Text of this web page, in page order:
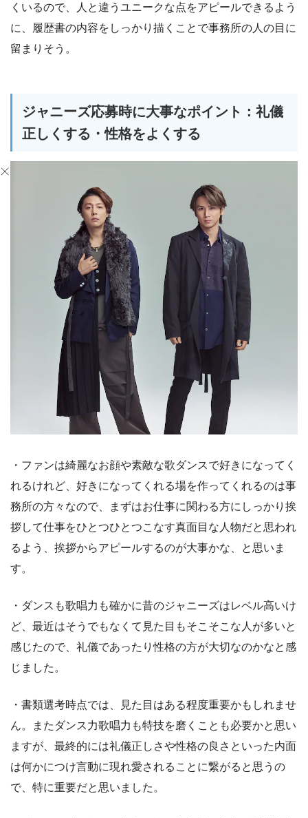
くいるので、人と違うユニークな点をアピールできるよう
に、履歴書の内容をしっかり描くことで事務所の人の目に
留まりそう。
ジャニーズ応募時に大事なポイント：礼儀
正しくする・性格をよくする
・ファンは綺麗なお顔や素敵な歌ダンスで好きになってく
れるけれど、好きになってくれる場を作ってくれるのは事
務所の方々なので、まずはお仕事に関わる方にしっかり挨
拶して仕事をひとつひとつこなす真面目な人物だと思われ
るよう、挨拶からアピールするのが大事かな、と思いま
す。
・ダンスも歌唱力も確かに昔のジャニーズはレベル高いけ
ど、最近はそうでもなくて見た目もそこそこな人が多いと
感じたので、礼儀であったり性格の方が大切なのかなと感
じました。
・書類選考時点では、見た目はある程度重要かもしれませ
ん。またダンス力歌唱力も特技を磨くことも必要かと思い
ますが、最終的には礼儀正しさや性格の良さといった内面
は何かにつけ言動に現れ愛されることに繋がると思うの
で、特に重要だと思いました。